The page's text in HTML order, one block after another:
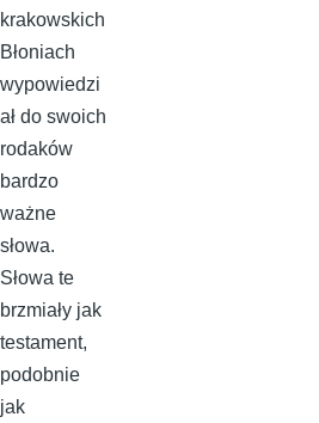
krakowskich
Błoniach
wypowiedzi
ał do swoich
rodaków
bardzo
ważne
słowa.
Słowa te
brzmiały jak
testament,
podobnie
jak